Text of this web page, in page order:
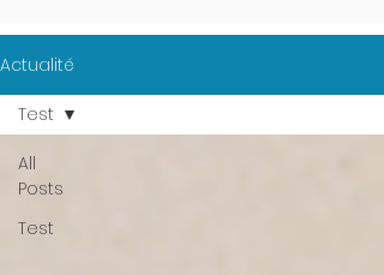
Actualité
All
Posts
Test
Test